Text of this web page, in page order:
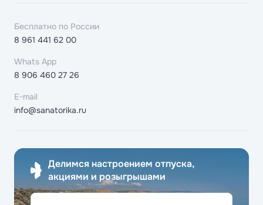
Бесплатно по России
8 961 441 62 00
Whats App
8 906 460 27 26
E-mail
info@sanatorika.ru
Делимся настроением отпуска,
акциями и розыгрышами